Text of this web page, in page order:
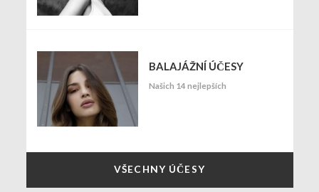
BALAJÁŽNÍ ÚČESY
Našich 14 nejlepších
VŠECHNY ÚČESY